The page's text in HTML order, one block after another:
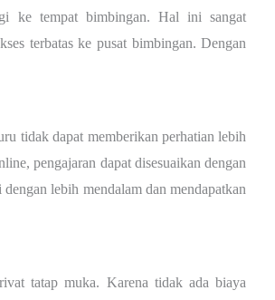
ke tempat bimbingan. Hal ini sangat
terbatas ke pusat bimbingan. Dengan
tidak dapat memberikan perhatian lebih
pengajaran dapat disesuaikan dengan
lebih mendalam dan mendapatkan
tatap muka. Karena tidak ada biaya